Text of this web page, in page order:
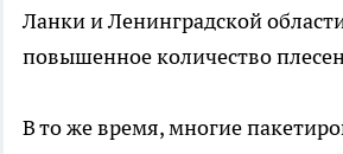
Ланки и Ленинградской
повышенное количество
В то же время, многие